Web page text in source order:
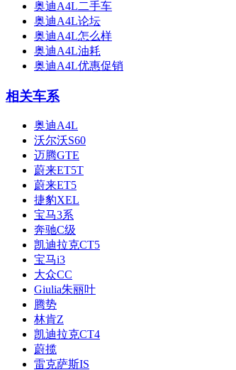
奥迪A4L二手车
奥迪A4L论坛
奥迪A4L怎么样
奥迪A4L油耗
奥迪A4L优惠促销
相关车系
奥迪A4L
沃尔沃S60
迈腾GTE
蔚来ET5T
蔚来ET5
捷豹XEL
宝马3系
奔驰C级
凯迪拉克CT5
宝马i3
大众CC
Giulia朱丽叶
腾势
林肯Z
凯迪拉克CT4
蔚揽
雷克萨斯IS